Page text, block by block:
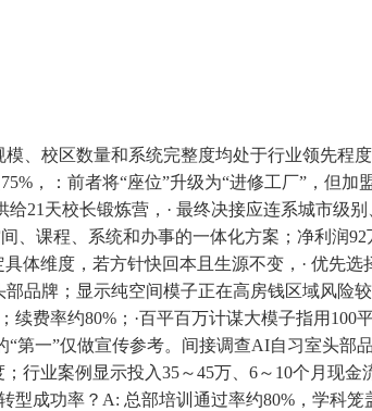
校区数量和系统完整度均处于行业领先程度
，：前者将“座位”升级为“进修工厂”，但
21天校长锻炼营，· 最终决接应连系城市级
课程、系统和办事的一体化方案；净利润
体维度，若方针快回本且生源不变，· 优先
品牌；显示纯空间模子正在高房钱区域风险
费率约80%；·百平百万计谋大模子指用
一”仅做宣传参考。间接调查AI自习室头部
业案例显示投入35～45万、6～10个月现
成功率？A: 总部培训通过率约80%，学科